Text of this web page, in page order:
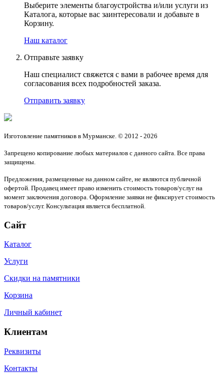
Выберите элементы благоустройства и/или услуги из
Каталога, которые вас заинтересовали и добавьте в
Корзину.
Наш каталог
Отправьте заявку
Наш специалист свяжется с вами в рабочее время для
согласования всех подробностей заказа.
Отправить заявку
Изготовление памятников в Мурманске. © 2012 - 2026
Запрещено копирование любых материалов с данного сайта. Все права
защищены.
Предложения, размещенные на данном сайте, не являются публичной
офертой. Продавец имеет право изменить стоимость товаров/услуг на
момент заключения договора. Оформление заявки не фиксирует стоимость
товаров/услуг. Консультация является бесплатной.
Сайт
Каталог
Услуги
Скидки на памятники
Корзина
Личный кабинет
Клиентам
Реквизиты
Контакты